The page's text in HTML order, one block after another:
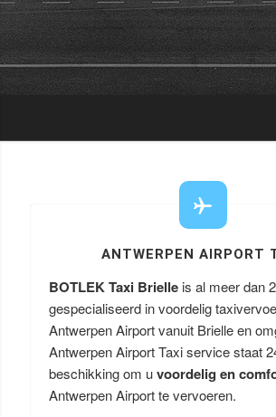
ANTWERPEN AIRPORT
BOTLEK Taxi Brielle is al meer dan
gespecialiseerd in voordelig
Antwerpen Airport vanuit Brielle en
Antwerpen Airport Taxi service staat
beschikking om uvoordelig en
Antwerpen Airport te vervoeren.